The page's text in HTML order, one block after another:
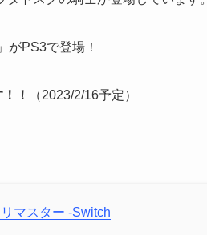
がPS3で登場！
！ （2023/2/16予定）
マスター -Switch